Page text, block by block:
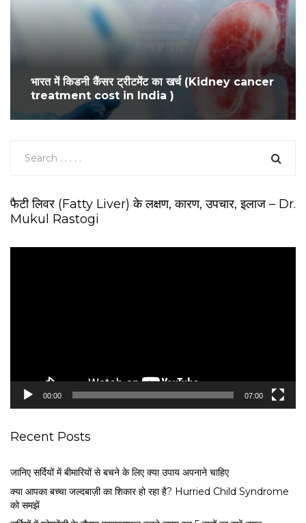
भारत में किडनी कैंसर ट्रीटमेंट का खर्च (Kidney cancer
treatment cost in India )
फैटी लिवर (Fatty Liver) के लक्षण, कारण, उपचार, इलाज – Dr.
Mukul Rastogi
00:00 07:00
Recent Posts
जानिए सर्दियों में बीमारियों से बचने के लिए क्या उपाय अपनाने चाहिए
क्या आपका बच्चा जल्दबाज़ी का शिकार हो रहा है? Hurried Child Syndrome
को समझें